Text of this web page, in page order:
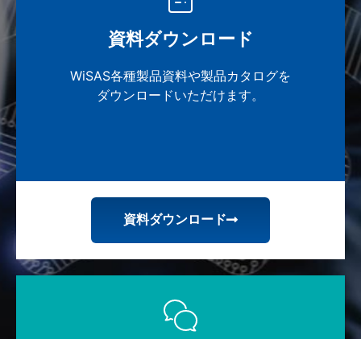
資料ダウンロード
WiSAS各種製品資料や製品カタログを
ダウンロードいただけます。
資料ダウンロード